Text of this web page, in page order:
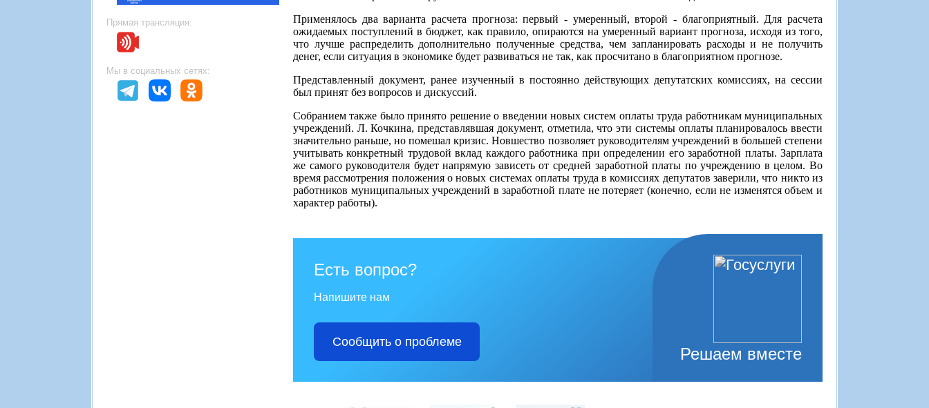
Прямая трансляция:
Мы в социальных сетях:
Применялось два варианта расчета прогноза: первый - умеренный, второй - благоприятный. Для расчета
ожидаемых поступлений в бюджет, как правило, опираются на умеренный вариант прогноза, исходя из того,
что лучше распределить дополнительно полученные средства, чем запланировать расходы и не получить
денег, если ситуация в экономике будет развиваться не так, как просчитано в благоприятном прогнозе.
Представленный документ, ранее изученный в постоянно действующих депутатских комиссиях, на сессии
был принят без вопросов и дискуссий.
Собранием также было принято решение о введении новых систем оплаты труда работникам муниципальных
учреждений. Л. Кочкина, представлявшая документ, отметила, что эти системы оплаты планировалось ввести
значительно раньше, но помешал кризис. Новшество позволяет руководителям учреждений в большей степени
учитывать конкретный трудовой вклад каждого работника при определении его заработной платы. Зарплата
же самого руководителя будет напрямую зависеть от средней заработной платы по учреждению в целом. Во
время рассмотрения положения о новых системах оплаты труда в комиссиях депутатов заверили, что никто из
работников муниципальных учреждений в заработной плате не потеряет (конечно, если не изменятся объем и
характер работы).
Решаем вместе
Есть вопрос?
Напишите нам
Сообщить о проблеме